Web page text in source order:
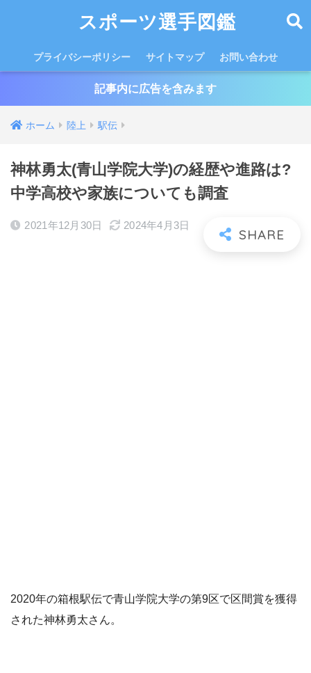
スポーツ選手図鑑
プライバシーポリシー サイトマップ お問い合わせ
記事内に広告を含みます
ホーム 陸上 駅伝
神林勇太(青山学院大学)の経歴や進路は?
中学高校や家族についても調査
2021年12月30日 2024年4月3日
2020年の箱根駅伝で青山学院大学の第9区で区間賞を獲得
された神林勇太さん。